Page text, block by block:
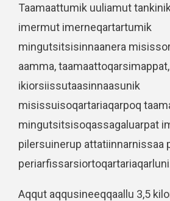
Taamaattumik uuliamut
imermut imerneqartartumik
mingutsitsisinnaanera
aamma, taamaattoqarsimappat,
ikiorsiissutaasinnaasunik
misissuisoqartariaqarpoq
mingutsitsisoqassagaluarpat
pilersuinerup attatiinnarnissaa
Aqqut aqqusineeqqaallu 3,5